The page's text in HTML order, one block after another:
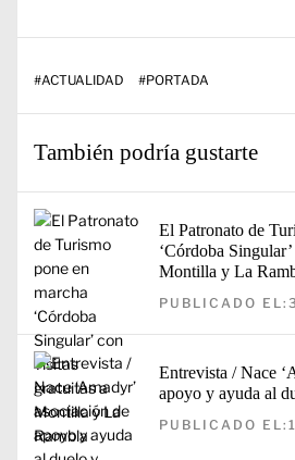
#ACTUALIDAD #PORTADA
También podría gustarte
El Patronato de
‘Córdoba
Montilla y La
PUBLICADO
Entrevista / Nace
apoyo y ayuda al
PUBLICADO